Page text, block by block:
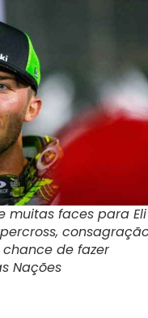
muitas faces para Eli
de fazer
Nações